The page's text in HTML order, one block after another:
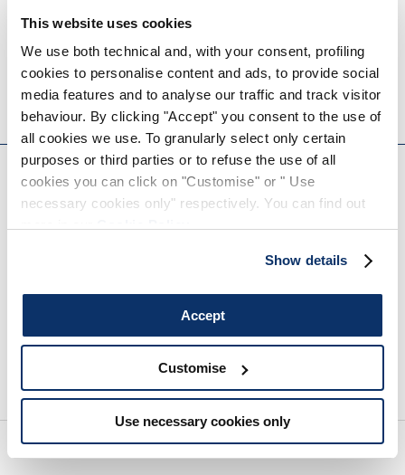
This website uses cookies
We use both technical and, with your consent, profiling
cookies to personalise content and ads, to provide social
media features and to analyse our traffic and track visitor
behaviour. By clicking "Accept" you consent to the use of
all cookies we use. To granularly select only certain
purposes or third parties or to refuse the use of all
cookies you can click on "Customise" or " Use
necessary cookies only" respectively. You can find out
Show details
Accept
Customise
Use necessary cookies only
HIGH
445,00 €267,00 € -40 %
EVERYDAY COUTURE
MELDEN SIE SICH FÜR UNSEREN NEWSLETTER AN
Wir empfehlen Ihnen, unsere Datenschutzrichtlinie vollständig zu lesen.